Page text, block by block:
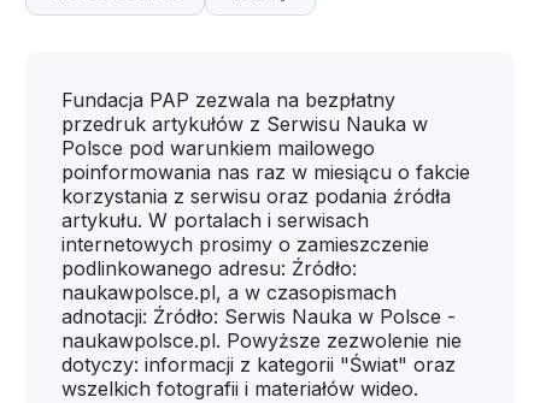
Fundacja PAP zezwala na bezpłatny
przedruk artykułów z Serwisu Nauka w
Polsce pod warunkiem mailowego
poinformowania nas raz w miesiącu o fakcie
korzystania z serwisu oraz podania źródła
artykułu. W portalach i serwisach
internetowych prosimy o zamieszczenie
podlinkowanego adresu: Źródło:
naukawpolsce.pl, a w czasopismach
adnotacji: Źródło: Serwis Nauka w Polsce -
naukawpolsce.pl. Powyższe zezwolenie nie
dotyczy: informacji z kategorii "Świat" oraz
wszelkich fotografii i materiałów wideo.